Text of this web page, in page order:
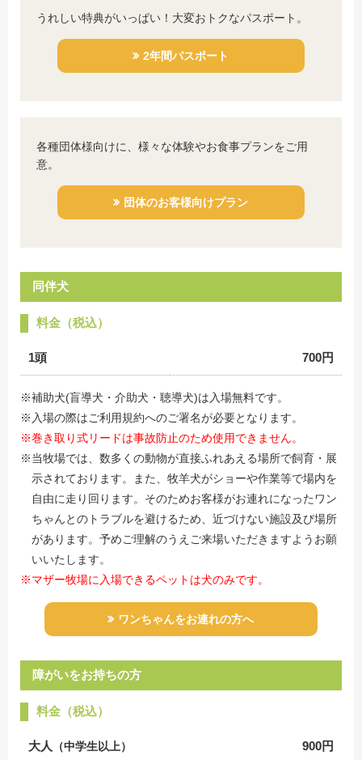
うれしい特典がいっぱい！大変おトクなパスポート。
2年間パスポート
各種団体様向けに、様々な体験やお食事プランをご用
意。
団体のお客様向けプラン
同伴犬
料金（税込）
1頭 700円
※補助犬(盲導犬・介助犬・聴導犬)は入場無料です。
※入場の際はご利用規約へのご署名が必要となります。
※巻き取り式リードは事故防止のため使用できません。
※当牧場では、数多くの動物が直接ふれあえる場所で飼育・展
示されております。また、牧羊犬がショーや作業等で場内を
自由に走り回ります。そのためお客様がお連れになったワン
ちゃんとのトラブルを避けるため、近づけない施設及び場所
があります。予めご理解のうえご来場いただきますようお願
いいたします。
※マザー牧場に入場できるペットは犬のみです。
ワンちゃんをお連れの方へ
障がいをお持ちの方
料金（税込）
大人 （中学生以上） 900円